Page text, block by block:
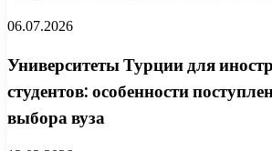
06.07.2026
Университеты Турции для
студентов: особенности
выбора вуза